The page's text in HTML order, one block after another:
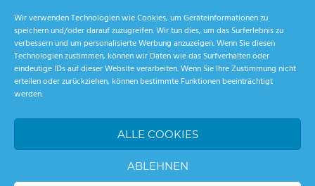
Wir verwenden Technologien wie Cookies, um Geräteinformationen zu
speichern und/oder darauf zuzugreifen. Wir tun dies, um das Surferlebnis zu
verbessern und um personalisierte Werbung anzuzeigen. Wenn Sie diesen
Technologien zustimmen, können wir Daten wie das Surfverhalten oder
eindeutige IDs auf dieser Website verarbeiten. Wenn Sie Ihre Zustimmung nicht
erteilen oder zurückziehen, können bestimmte Funktionen beeinträchtigt
werden.
ALLE COOKIES
ABLEHNEN